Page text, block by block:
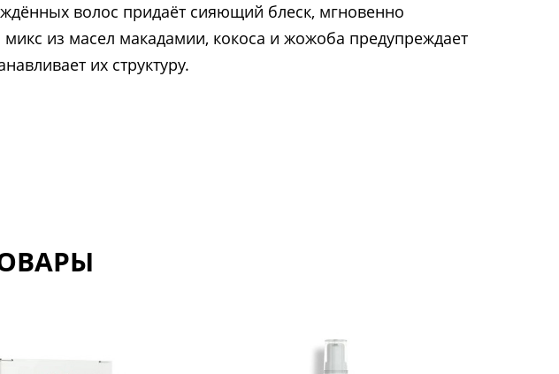
волос придаёт сияющий блеск, мгновенно
из масел макадамии, кокоса и жожоба предупреждает
их структуру.